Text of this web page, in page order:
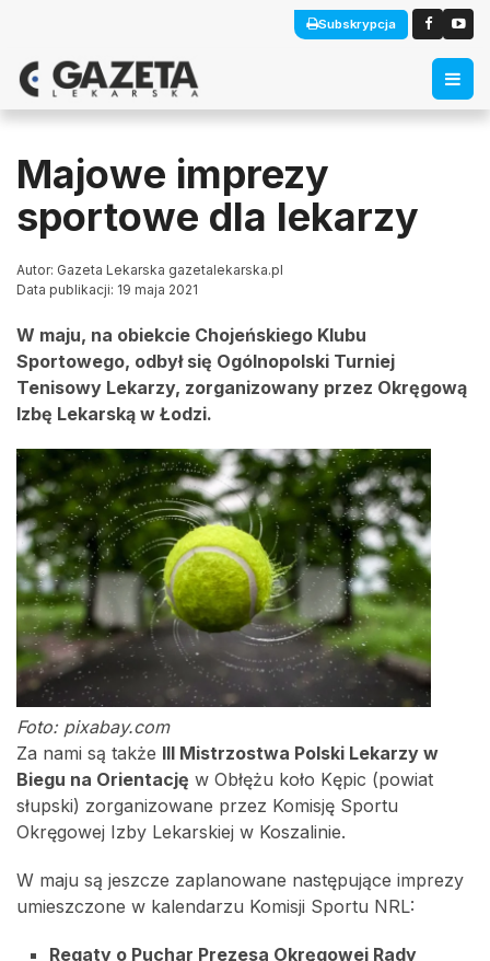
Subskrypcja
Majowe imprezy
sportowe dla lekarzy
Autor: Gazeta Lekarska gazetalekarska.pl
Data publikacji: 19 maja 2021
W maju, na obiekcie Chojeńskiego Klubu
Sportowego, odbył się Ogólnopolski Turniej
Tenisowy Lekarzy, zorganizowany przez Okręgową
Izbę Lekarską w Łodzi.
Foto: pixabay.com
Za nami są także III Mistrzostwa Polski Lekarzy w
Biegu na Orientację w Obłężu koło Kępic (powiat
słupski) zorganizowane przez Komisję Sportu
Okręgowej Izby Lekarskiej w Koszalinie.
W maju są jeszcze zaplanowane następujące imprezy
umieszczone w kalendarzu Komisji Sportu NRL:
Regaty o Puchar Prezesa Okręgowej Rady